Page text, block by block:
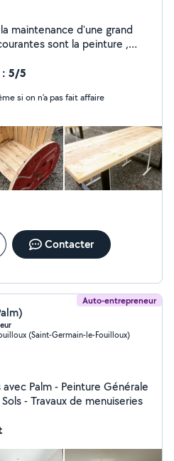
sont la peinture ,
meubles, les espaces vert . cordialement
: 5/5
si on n'a pas fait affaire
Contacter
Auto-entrepreneur
(Saint-Germain-le-Fouilloux)
Générale
- Revêtements Muraux & Sols - Travaux de menuiseries